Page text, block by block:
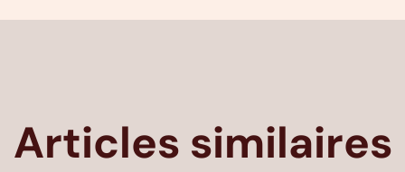
Articles similaires